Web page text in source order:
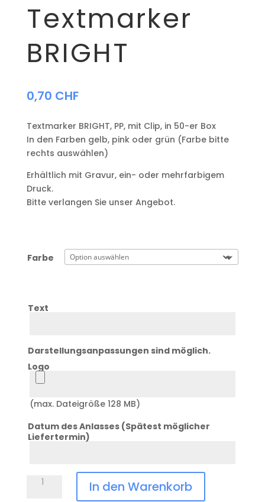
Textmarker
BRIGHT
0,70 CHF
Textmarker BRIGHT, PP, mit Clip, in 50-er Box
In den Farben gelb, pink oder grün (Farbe bitte
rechts auswählen)
Erhältlich mit Gravur, ein- oder mehrfarbigem
Druck.
Bitte verlangen Sie unser Angebot.
Farbe
Text
Darstellungsanpassungen sind möglich.
Logo
Logo
(max. Dateigröße 128 MB)
Datum des Anlasses (Spätest möglicher
Liefertermin)
Textmarker
In den Warenkorb